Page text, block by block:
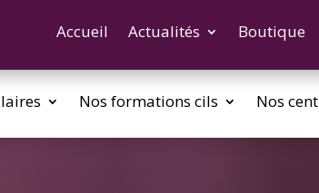
Accueil Actualités Boutique
Nos formations cils Nos